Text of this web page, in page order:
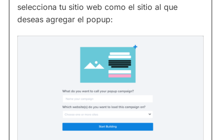
selecciona tu sitio web como el sitio al que
deseas agregar el popup: